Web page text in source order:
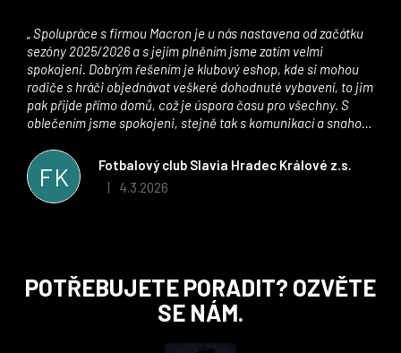
FK
Fotbalový club Slavia Hradec Králové z.s.
Hodnocení obchodu je 5 z 5 hvězdiček.
| 4.3.2026
sezóny 2025/2026 a s jejím plněním jsme zatím velmi
spokojeni. Dobrým řešením je klubový eshop, kde si mohou
rodiče s hráči objednávat veškeré dohodnuté vybavení, to jim
pak přijde přímo domů, což je úspora času pro všechny. S
oblečením jsme spokojeni, stejně tak s komunikací a snahou
stran. Věříme, že v tomto duchu bude spolupráce pokračovat
i nadále, nyní už začínáme řešit i první sady dresů ;)
POTŘEBUJETE PORADIT? OZVĚTE
SE NÁM.